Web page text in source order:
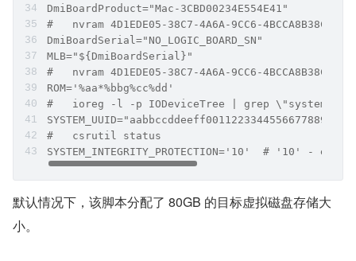
DmiBoardProduct="Mac-3CBD00234E554E41"
#   nvram 4D1EDE05-38C7-4A6A-9CC6-
DmiBoardSerial="NO_LOGIC_BOARD_SN"
MLB="${DmiBoardSerial}"
#   nvram 4D1EDE05-38C7-4A6A-9CC6-
ROM='%aa*%bbg%cc%dd'
#   ioreg -l -p IODeviceTree | grep \"system-id
SYSTEM_UUID="aabbccddeeff00112233445566778899"
#   csrutil status
SYSTEM_INTEGRITY_PROTECTION='10'  # '10' -
默认情况下，该脚本分配了 80GB 的目标虚拟磁盘存储大
小。